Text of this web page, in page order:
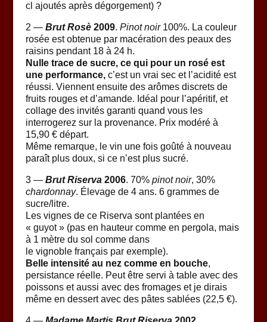
cl ajoutés après dégorgement) ?
2 — Brut Rosè 2009. Pinot noir100%. La couleur
rosée est obtenue par macération des peaux des
raisins pendant 18 à 24 h.
Nulle trace de sucre, ce qui pour un rosé est
une performance,c’est un vrai sec et l’acidité est
réussi. Viennent ensuite des arômes discrets de
fruits rouges et d’amande. Idéal pour l’apéritif, et
collage des invités garanti quand vous les
interrogerez sur la provenance. Prix modéré à
15,90 € départ.
Même remarque, le vin une fois goûté à nouveau
paraît plus doux, si ce n’est plus sucré.
3 — Brut Riserva2006. 70% pinot noir, 30%
chardonnay. Élevage de 4 ans. 6 grammes de
sucre/litre.
Les vignes de ce Riserva sont plantées en
« guyot » (pas en hauteur comme en pergola, mais
à 1 mètre du sol comme dans
le vignoble français par exemple).
Belle intensité au nez comme en bouche,
persistance réelle. Peut être servi à table avec des
poissons et aussi avec des fromages et je dirais
même en dessert avec des pâtes sablées (22,5 €).